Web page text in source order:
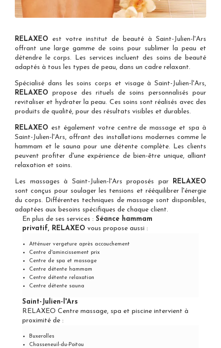
RELAXEO est votre institut de beauté à Saint-Julien-l'Ars
offrant une large gamme de soins pour sublimer la peau et
détendre le corps. Les services incluent des soins de beauté
adaptés à tous les types de peau, dans un cadre relaxant.
Spécialisé dans les soins corps et visage à Saint-Julien-l'Ars,
RELAXEO propose des rituels de soins personnalisés pour
revitaliser et hydrater la peau. Ces soins sont réalisés avec des
produits de qualité, pour des résultats visibles et durables.
RELAXEO est également votre centre de massage et spa à
Saint-Julien-l'Ars, offrant des installations modernes comme le
hammam et le sauna pour une détente complète. Les clients
peuvent profiter d'une expérience de bien-être unique, alliant
relaxation et soins.
Les massages à Saint-Julien-l'Ars proposés par
RELAXEO
sont conçus pour soulager les tensions et rééquilibrer l'énergie
du corps. Différentes techniques de massage sont disponibles,
adaptées aux besoins spécifiques de chaque client.
En plus de ses services : Séance hammam
privatif, RELAXEO vous propose aussi :
Atténuer vergeture après accouchement
Centre d'amincissement prix
Centre de spa et massage
Centre détente hammam
Centre détente relaxation
Centre détente sauna
Saint-Julien-l'Ars
RELAXEO Centre massage, spa et piscine intervient à
proximité de :
Buxerolles
Chasseneuil-du-Poitou